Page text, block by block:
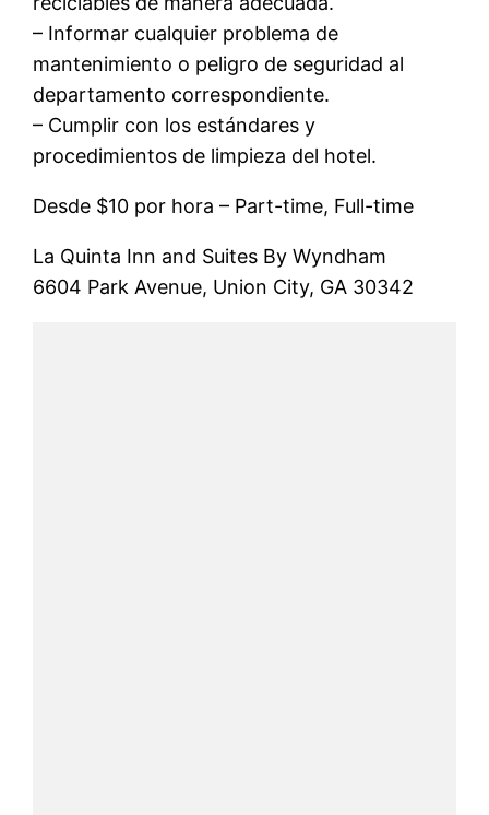
– Informar cualquier problema de
mantenimiento o peligro de seguridad al
departamento correspondiente.
– Cumplir con los estándares y
procedimientos de limpieza del hotel.
Desde $10 por hora – Part-time, Full-time
La Quinta Inn and Suites By Wyndham
6604 Park Avenue, Union City, GA 30342